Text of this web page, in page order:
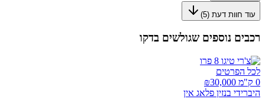
עוד חוות דעת (5
)
רכבים נוספים שגולשים בדקו
לכל הפרטים
0 ק"מ ₪
30,000
היברידי בנזין פלאג אין